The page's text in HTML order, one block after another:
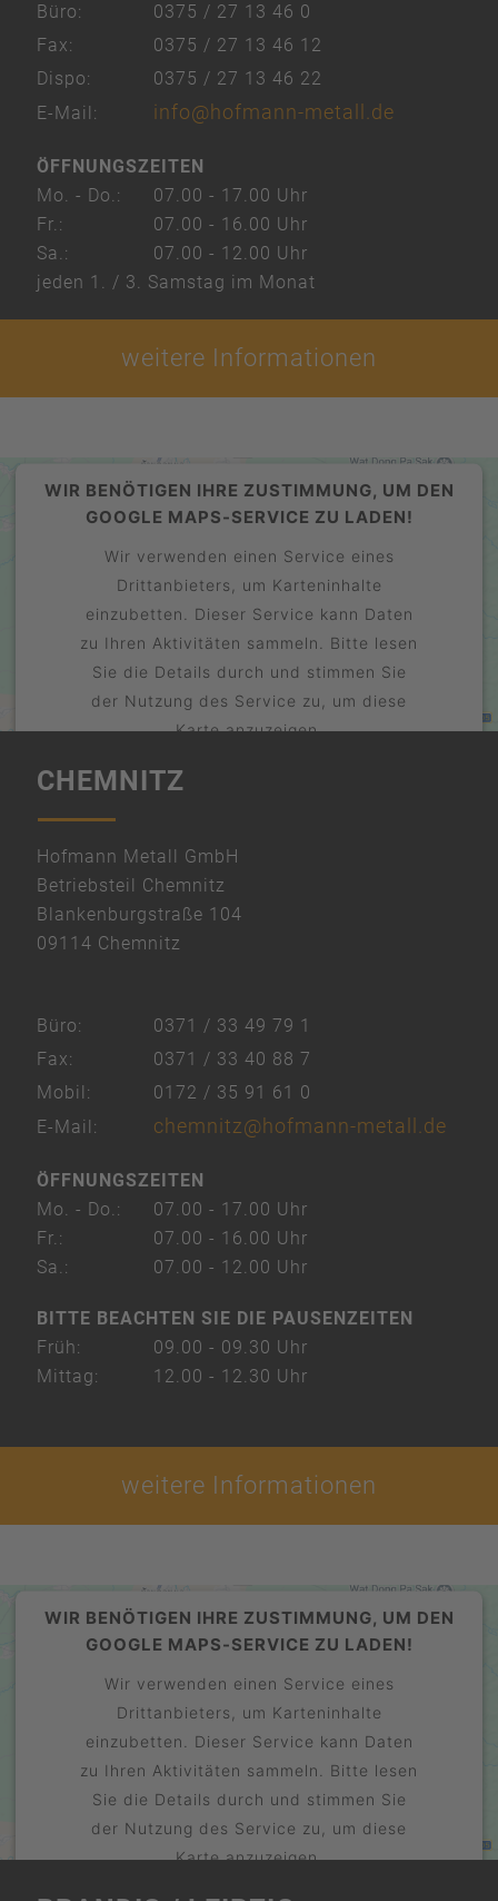
Büro:
0375 / 27 13 46 0
Fax:
0375 / 27 13 46 12
Dispo:
0375 / 27 13 46 22
E-Mail:
info@hofmann-metall.de
ÖFFNUNGSZEITEN
Mo. - Do.:
07.00 - 17.00 Uhr
Fr.:
07.00 - 16.00 Uhr
Sa.:
07.00 - 12.00 Uhr
jeden 1. / 3. Samstag im Monat
weitere Informationen
WIR BENÖTIGEN IHRE ZUSTIMMUNG, UM DEN
GOOGLE MAPS-SERVICE ZU LADEN!
Wir verwenden einen Service eines
Drittanbieters, um Karteninhalte
einzubetten. Dieser Service kann Daten
zu Ihren Aktivitäten sammeln. Bitte lesen
Sie die Details durch und stimmen Sie
der Nutzung des Service zu, um diese
Karte anzuzeigen.
Mehr Informationen
Usercentrics Consent Management
Platform
CHEMNITZ
Hofmann Metall GmbH
Betriebsteil Chemnitz
Blankenburgstraße 104
09114 Chemnitz
Büro:
0371 / 33 49 79 1
Fax:
0371 / 33 40 88 7
Mobil:
0172 / 35 91 61 0
E-Mail:
chemnitz@hofmann-metall.de
ÖFFNUNGSZEITEN
Mo. - Do.:
07.00 - 17.00 Uhr
Fr.:
07.00 - 16.00 Uhr
Sa.:
07.00 - 12.00 Uhr
BITTE BEACHTEN SIE DIE PAUSENZEITEN
Früh:
09.00 - 09.30 Uhr
Mittag:
12.00 - 12.30 Uhr
weitere Informationen
WIR BENÖTIGEN IHRE ZUSTIMMUNG, UM DEN
GOOGLE MAPS-SERVICE ZU LADEN!
Wir verwenden einen Service eines
Drittanbieters, um Karteninhalte
einzubetten. Dieser Service kann Daten
zu Ihren Aktivitäten sammeln. Bitte lesen
Sie die Details durch und stimmen Sie
der Nutzung des Service zu, um diese
Karte anzuzeigen.